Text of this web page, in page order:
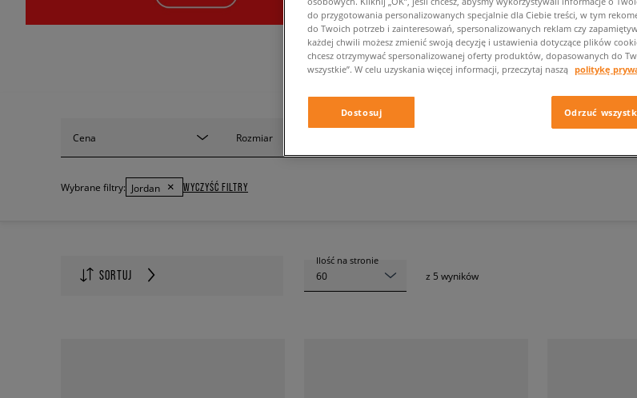
SKARPETKI MĘSKIE JORDAN
SORTUJ
Ilość na stronie
60 z 5 wyników
Cena Rozmiar
Wybrane filtry: Jordan WYCZYŚĆ FILTRY
do przygotowania personalizowanych specjalnie dla Ciebie treści, w tym
do Twoich potrzeb i zainteresowań, spersonalizowanych reklam czy
każdej chwili możesz zmienić swoją decyzję i ustawienia dotyczące plików
chcesz otrzymywać spersonalizowanej oferty produktów, dopasowanych do
wszystkie”. W celu uzyskania więcej informacji, przeczytaj naszą politykę
Dostosuj Odrzuć